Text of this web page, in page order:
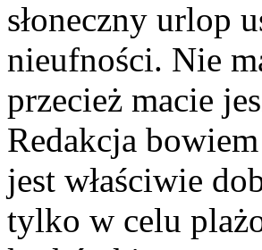
słoneczny urlop
nieufności. Nie
przecież macie
Redakcja
jest właściwie
tylko w celu